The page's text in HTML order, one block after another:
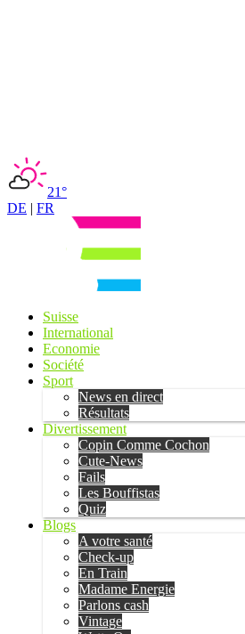
21°
DE | FR
Suisse
International
Economie
Société
Sport
News en direct
Résultats
Divertissement
Copin Comme Cochon
Cute-News
Fails
Les Bouffistas
Quiz
Blogs
A votre santé
Check-up
En Train
Madame Energie
Parlons cash
Vintage